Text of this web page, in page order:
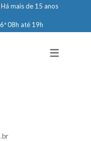
mais de 15 anos
08h até 19h